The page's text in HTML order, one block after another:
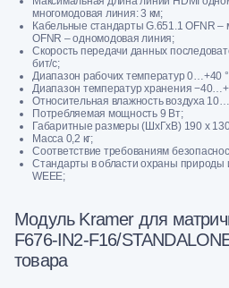
многомодовая линия: 3 км;
Кабельные стандарты G.651.1 OFNR –
OFNR – одномодовая линия;
Скорость передачи данных
бит/с;
Диапазон рабочих температур 0…+40
Диапазон температур хранения
Относительная влажность воздуха
Потребляемая мощность 9 Вт;
Габаритные размеры (ШxГxВ) 190 x
Масса 0,2 кг;
Соответствие требованиям
Стандарты в области охраны природы
WEEE;
Модуль Kramer для
F676-IN2-F16/
товара